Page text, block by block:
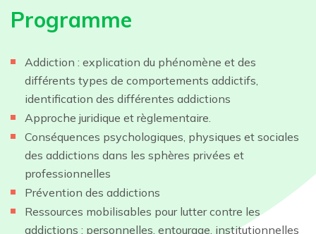
Programme
Addiction : explication du phénomène et des
différents types de comportements addictifs,
identification des différentes addictions
Approche juridique et règlementaire.
Conséquences psychologiques, physiques et sociales
des addictions dans les sphères privées et
professionnelles
Prévention des addictions
Ressources mobilisables pour lutter contre les
addictions : personnelles, entourage, institutionnelles